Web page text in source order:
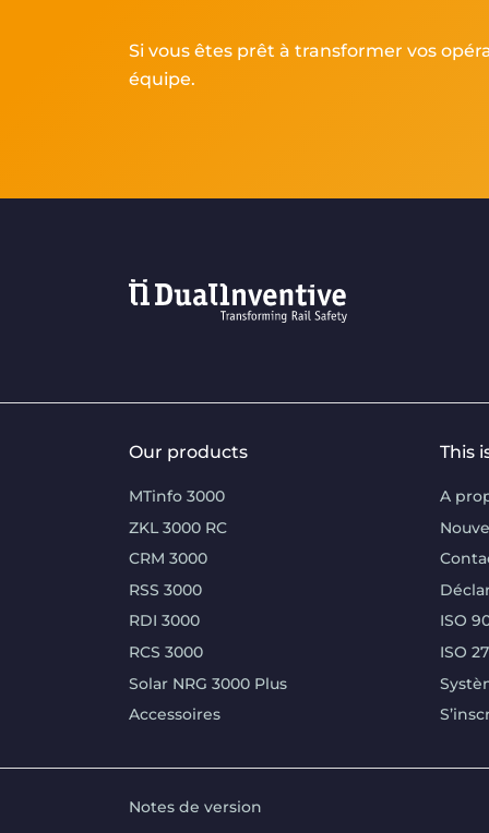
Si vous êtes prêt à transformer vos
équipe.
Our products
MTinfo 3000
ZKL 3000 RC
CRM 3000
RSS 3000
RDI 3000
RCS 3000
Solar NRG 3000 Plus
Accessoires
This
A
ISO
ISO
Notes de version